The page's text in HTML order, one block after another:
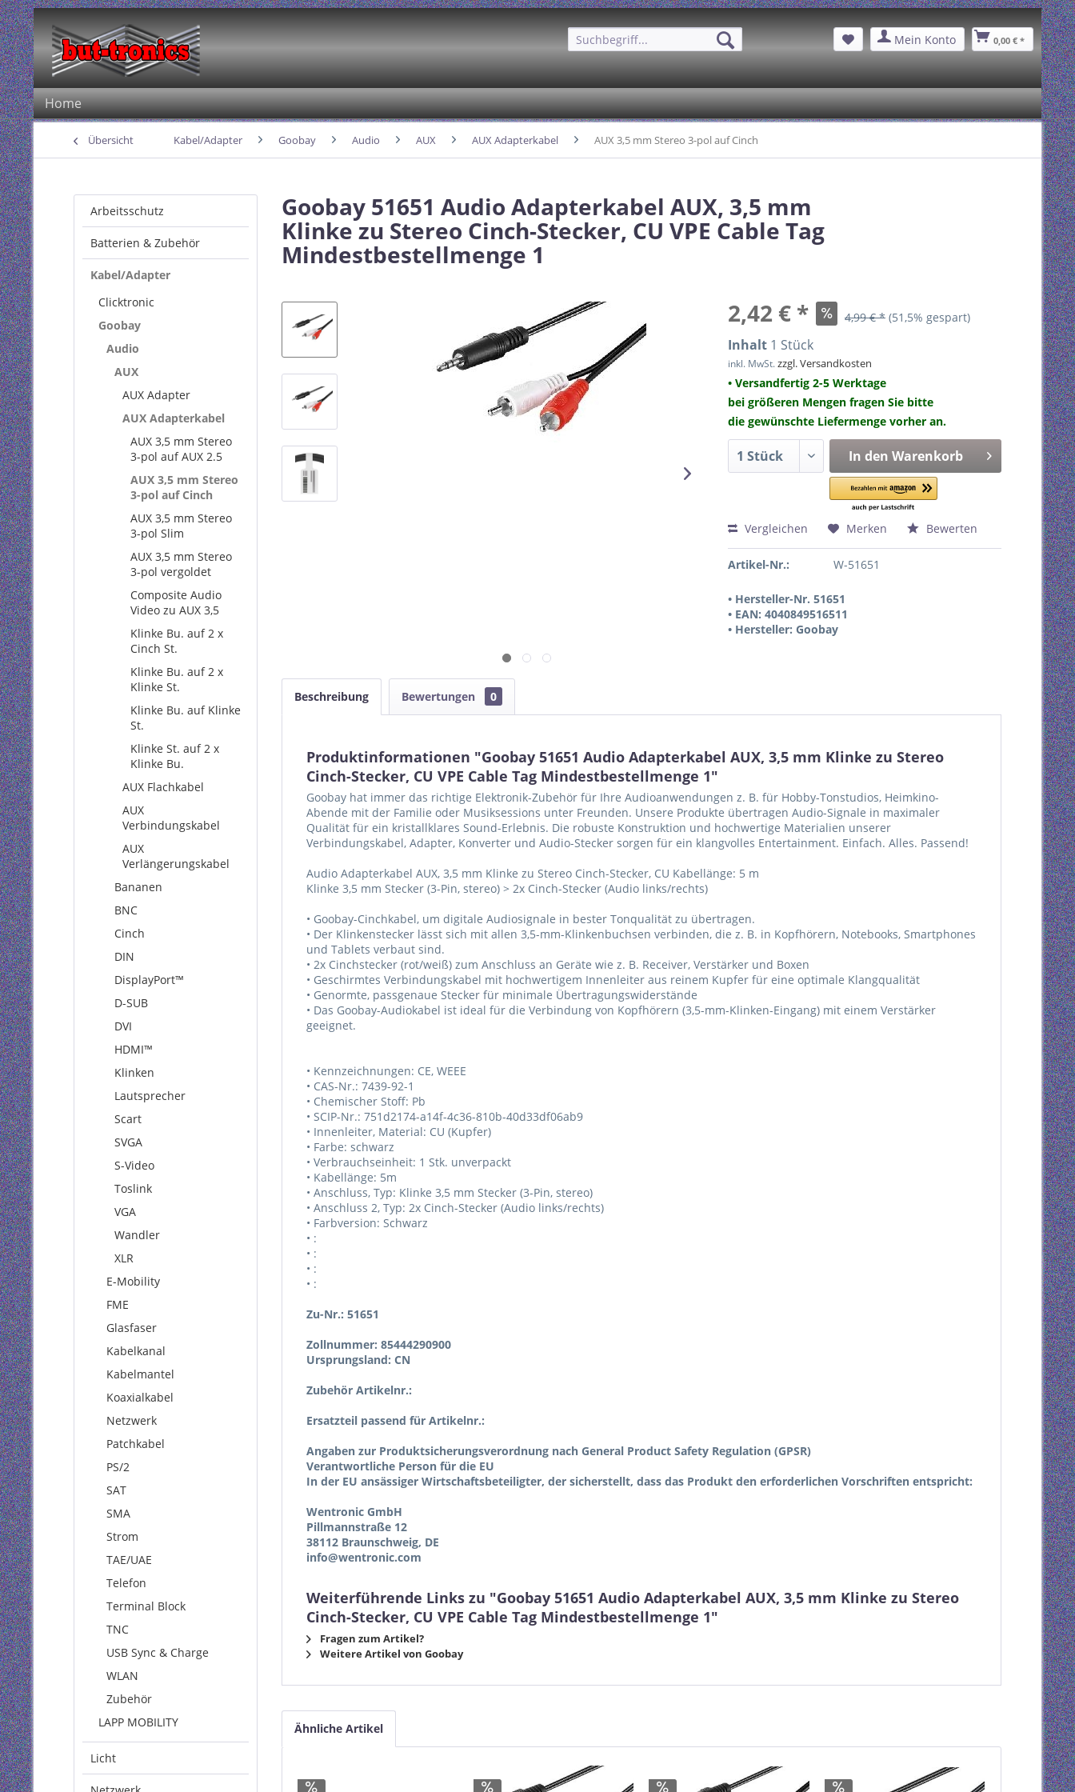
Mein Konto 0,00 € *
Home
Übersicht Kabel/Adapter Goobay Audio AUX AUX Adapterkabel AUX 3,5 mm Stereo 3-pol auf Cinch
Arbeitsschutz
Batterien & Zubehör
Kabel/Adapter
Clicktronic
Goobay
Audio
AUX
AUX Adapter
AUX Adapterkabel
AUX 3,5 mm Stereo
3-pol auf AUX 2.5
AUX 3,5 mm Stereo
3-pol auf Cinch
AUX 3,5 mm Stereo
3-pol Slim
AUX 3,5 mm Stereo
3-pol vergoldet
Composite Audio
Video zu AUX 3,5
Klinke Bu. auf 2 x
Cinch St.
Klinke Bu. auf 2 x
Klinke St.
Klinke Bu. auf Klinke
St.
Klinke St. auf 2 x
Klinke Bu.
AUX Flachkabel
AUX
Verbindungskabel
AUX
Verlängerungskabel
Bananen
BNC
Cinch
DIN
DisplayPort™
D-SUB
DVI
HDMI™
Klinken
Lautsprecher
Scart
SVGA
S-Video
Toslink
VGA
Wandler
XLR
E-Mobility
FME
Glasfaser
Kabelkanal
Kabelmantel
Koaxialkabel
Netzwerk
Patchkabel
PS/2
SAT
SMA
Strom
TAE/UAE
Telefon
Terminal Block
TNC
USB Sync & Charge
WLAN
Zubehör
LAPP MOBILITY
Licht
Goobay 51651 Audio Adapterkabel AUX, 3,5 mm
Klinke zu Stereo Cinch-Stecker, CU VPE Cable Tag
Mindestbestellmenge 1
2,42 € *
4,99 € * (51,5% gespart)
Inhalt 1 Stück
inkl. MwSt.zzgl. Versandkosten
• Versandfertig 2-5 Werktage
bei größeren Mengen fragen Sie bitte
die gewünschte Liefermenge vorher an.
In den Warenkorb
Vergleichen Merken Bewerten
Artikel-Nr.: W-51651
• Hersteller-Nr. 51651
• EAN: 4040849516511
• Hersteller: Goobay
Beschreibung Bewertungen 0
Produktinformationen "Goobay 51651 Audio Adapterkabel AUX, 3,5 mm Klinke zu Stereo
Cinch-Stecker, CU VPE Cable Tag Mindestbestellmenge 1"
Goobay hat immer das richtige Elektronik-Zubehör für Ihre Audioanwendungen z. B. für Hobby-Tonstudios, Heimkino-
Abende mit der Familie oder Musiksessions unter Freunden. Unsere Produkte übertragen Audio-Signale in maximaler
Qualität für ein kristallklares Sound-Erlebnis. Die robuste Konstruktion und hochwertige Materialien unserer
Verbindungskabel, Adapter, Konverter und Audio-Stecker sorgen für ein klangvolles Entertainment. Einfach. Alles. Passend!
Audio Adapterkabel AUX, 3,5 mm Klinke zu Stereo Cinch-Stecker, CU Kabellänge: 5 m
Klinke 3,5 mm Stecker (3-Pin, stereo) > 2x Cinch-Stecker (Audio links/rechts)
• Goobay-Cinchkabel, um digitale Audiosignale in bester Tonqualität zu übertragen.
• Der Klinkenstecker lässt sich mit allen 3,5-mm-Klinkenbuchsen verbinden, die z. B. in Kopfhörern, Notebooks, Smartphones
und Tablets verbaut sind.
• 2x Cinchstecker (rot/weiß) zum Anschluss an Geräte wie z. B. Receiver, Verstärker und Boxen
• Geschirmtes Verbindungskabel mit hochwertigem Innenleiter aus reinem Kupfer für eine optimale Klangqualität
• Genormte, passgenaue Stecker für minimale Übertragungswiderstände
• Das Goobay-Audiokabel ist ideal für die Verbindung von Kopfhörern (3,5-mm-Klinken-Eingang) mit einem Verstärker
geeignet.
• Kennzeichnungen: CE, WEEE
• CAS-Nr.: 7439-92-1
• Chemischer Stoff: Pb
• SCIP-Nr.: 751d2174-a14f-4c36-810b-40d33df06ab9
• Innenleiter, Material: CU (Kupfer)
• Farbe: schwarz
• Verbrauchseinheit: 1 Stk. unverpackt
• Kabellänge: 5m
• Anschluss, Typ: Klinke 3,5 mm Stecker (3-Pin, stereo)
• Anschluss 2, Typ: 2x Cinch-Stecker (Audio links/rechts)
• Farbversion: Schwarz
• :
• :
• :
• :
Zu-Nr.: 51651
Zollnummer: 85444290900
Ursprungsland: CN
Zubehör Artikelnr.:
Ersatzteil passend für Artikelnr.:
Angaben zur Produktsicherungsverordnung nach General Product Safety Regulation (GPSR)
Verantwortliche Person für die EU
In der EU ansässiger Wirtschaftsbeteiligter, der sicherstellt, dass das Produkt den erforderlichen Vorschriften entspricht:
Wentronic GmbH
Pillmannstraße 12
38112 Braunschweig, DE
info@wentronic.com
Weiterführende Links zu "Goobay 51651 Audio Adapterkabel AUX, 3,5 mm Klinke zu Stereo
Cinch-Stecker, CU VPE Cable Tag Mindestbestellmenge 1"
Fragen zum Artikel?
Weitere Artikel von Goobay
Ähnliche Artikel